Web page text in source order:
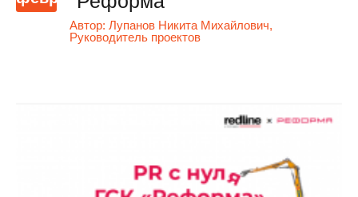
Автор: Лупанов Никита Михайлович,
Руководитель проектов